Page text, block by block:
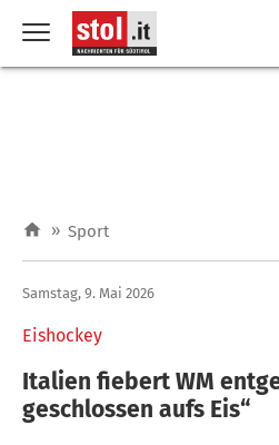
» Sport
Eishockey
Samstag, 9. Mai 2026
Italien fiebert WM
geschlossen aufs Eis“